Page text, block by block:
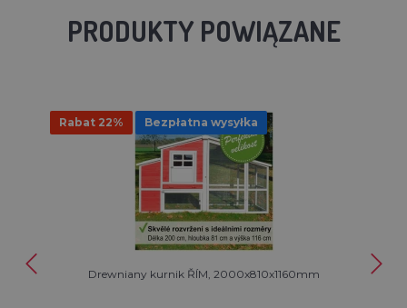
PRODUKTY POWIĄZANE
Rabat 22% Bezpłatna wysyłka
Drewniany kurnik ŘÍM, 2000x810x1160mm